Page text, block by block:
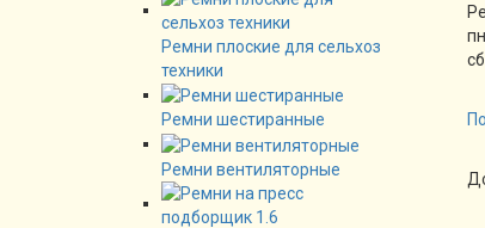
Ремни плоские для сельхоз
техники
Ремни шестиранные
Ремни вентиляторные